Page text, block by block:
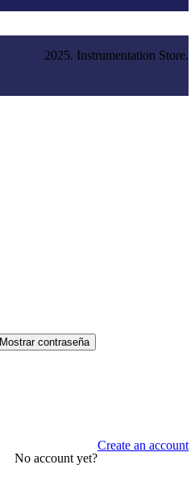
2025. Instrumentation Store.
Mostrar contraseña
No account yet?
Create an account